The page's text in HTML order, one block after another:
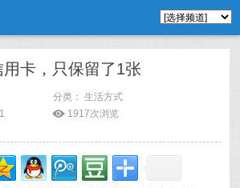
卡，只保留了1张
分类： 生活方式
ė 1917次浏览